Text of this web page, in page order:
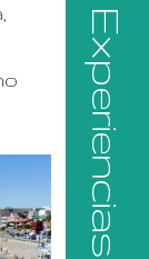
Experiencias